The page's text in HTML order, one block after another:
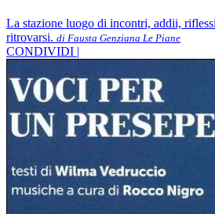
La stazione luogo di incontri, addii,
ritrovarsi. di Fausta Genziana Le Piane
CONDIVIDI |